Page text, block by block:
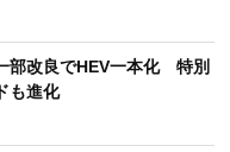
部改良でHEV一本化 特別
も進化